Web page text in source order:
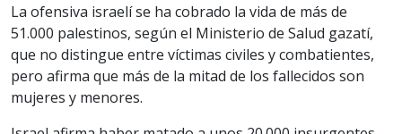
La ofensiva israelí se ha cobrado la vida de más de
51.000 palestinos, según el Ministerio de Salud gazatí,
que no distingue entre víctimas civiles y combatientes,
pero afirma que más de la mitad de los fallecidos son
mujeres y menores.